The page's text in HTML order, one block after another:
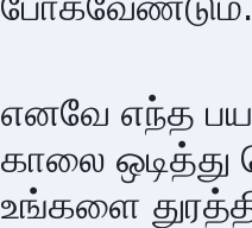
எனவே எந்த
காலை
உங்களை